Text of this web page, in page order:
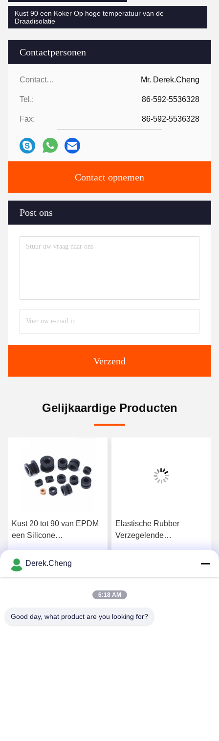
Contactpersonen
Contactpersonen: Mr. Derek.Cheng
Tel.: 86-592-5536328
Fax: 86-592-5536328
Contact opnemen
Post ons
Verzend
Kust 90 een Koker Op hoge temperatuur van de
Draadisolatie
Gelijkaardige Producten
Kust 20 tot 90 van EPDM
een Silicone
Krijg Beste Prijs
Elastische Rubber
Verzegelende
Derek.Cheng
6:18 AM
Good day, what product are you looking for?